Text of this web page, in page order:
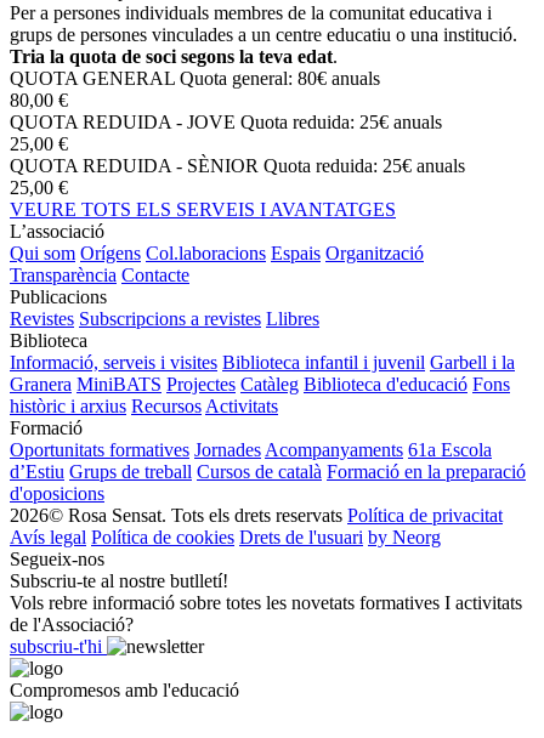
Per a persones individuals membres de la comunitat educativa i
grups de persones vinculades a un centre educatiu o una institució.
Tria la quota de soci segons la teva edat.
QUOTA GENERAL Quota general: 80€ anuals
80,00 €
QUOTA REDUIDA - JOVE Quota reduida: 25€ anuals
25,00 €
QUOTA REDUIDA - SÈNIOR Quota reduida: 25€ anuals
25,00 €
VEURE TOTS ELS SERVEIS I AVANTATGES
L’associació
Qui som Orígens Col.laboracions Espais Organització
Transparència Contacte
Publicacions
Revistes Subscripcions a revistes Llibres
Biblioteca
Informació, serveis i visites Biblioteca infantil i juvenil Garbell i la
Granera MiniBATS Projectes Catàleg Biblioteca d'educació Fons
històric i arxius Recursos Activitats
Formació
Oportunitats formatives Jornades Acompanyaments 61a Escola
d’Estiu Grups de treball Cursos de català Formació en la preparació
d'oposicions
2026© Rosa Sensat. Tots els drets reservats Política de privacitat
Avís legal Política de cookies Drets de l'usuari by Neorg
Segueix-nos
Subscriu-te al nostre butlletí!
Vols rebre informació sobre totes les novetats formatives I activitats
de l'Associació?
subscriu-t'hi
Compromesos amb l'educació